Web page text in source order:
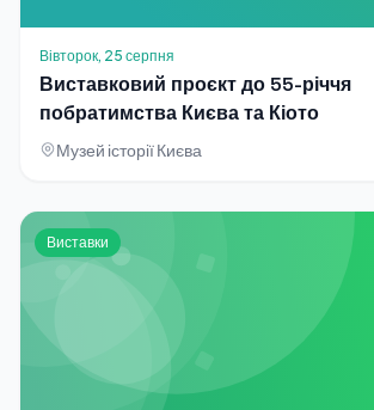
Вівторок, 25 серпня
Виставковий проєкт до 55-річчя
побратимства Києва та Кіото
Музей історії Києва
Виставки